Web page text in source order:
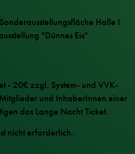
Halle I
"Dünnes Eis"
- 20€ zzgl. System- und VVK-
und InhaberInnen einer
das Lange Nacht Ticket.
nicht erforderlich.